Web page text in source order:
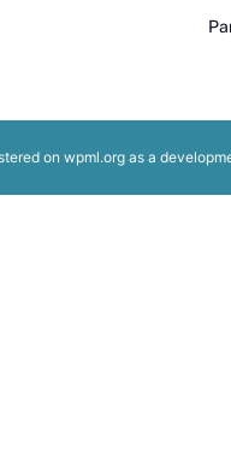
on wpml.orgas a